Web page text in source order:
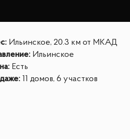
жилом комплексе!
: Ильинское, 20.3 км от МКАД
: Ильинское
: Есть
: 11 домов, 6 участков